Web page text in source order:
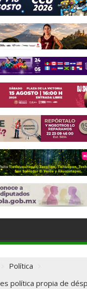
Política
política propia de